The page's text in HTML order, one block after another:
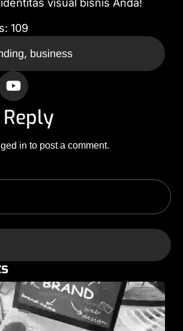
visual bisnis Anda!
109
, business
in to post a comment.